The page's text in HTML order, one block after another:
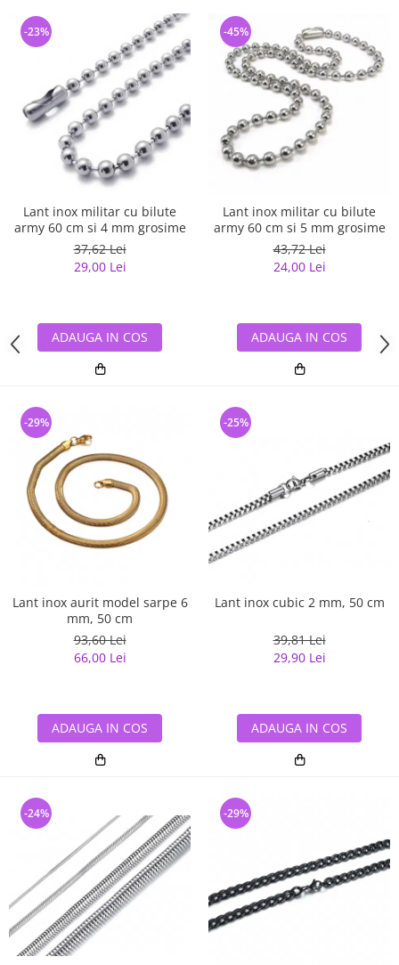
Lant inox militar cu bilute
army 60 cm si 4 mm grosime
37,62 Lei
29,00 Lei
-23%
ADAUGA IN COS
Lant inox militar cu bilute
army 60 cm si 5 mm grosime
43,72 Lei
24,00 Lei
-45%
ADAUGA IN COS
Lant inox aurit model sarpe 6
mm, 50 cm
93,60 Lei
66,00 Lei
-29%
ADAUGA IN COS
Lant inox cubic 2 mm, 50 cm
39,81 Lei
29,90 Lei
-25%
ADAUGA IN COS
-24% -29%